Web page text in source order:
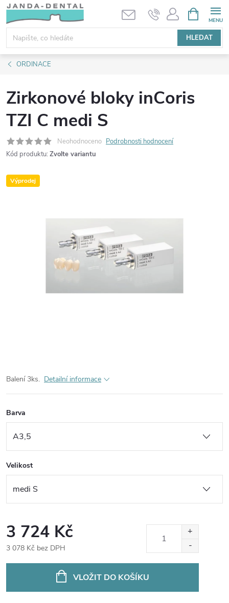
Přejít
obsah
HLEDAT
NÁKUPNÍ
KOŠÍK
ORDINACE
Zirkonové bloky inCoris
TZI C medi S
Neohodnoceno Podrobnosti hodnocení
Kód produktu: Zvolte variantu
Výprodej
Balení 3ks. Detailní informace
Barva
Velikost
3 724 Kč
3 078 Kč bez DPH
VLOŽIT DO KOŠÍKU